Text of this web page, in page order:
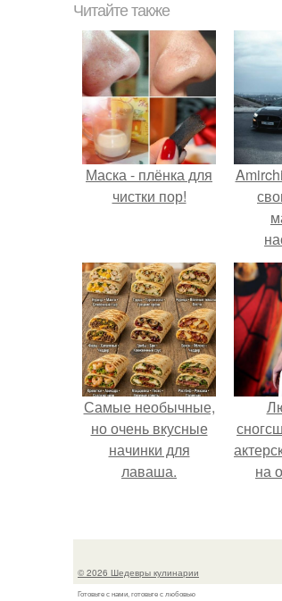
Читайте также
Маска - плёнка для
чистки пор!
Самые необычные,
но очень вкусные
начинки для
лаваша.
на
© 2026 Шедевры кулинарии
Готовьте с нами, готовьте с любовью